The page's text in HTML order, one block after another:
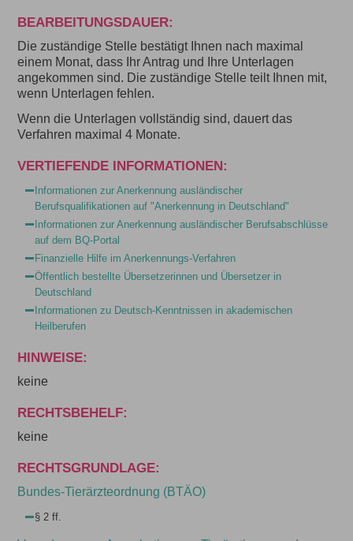
BEARBEITUNGSDAUER:
Die zuständige Stelle bestätigt Ihnen nach maximal
einem Monat, dass Ihr Antrag und Ihre Unterlagen
angekommen sind. Die zuständige Stelle teilt Ihnen mit,
wenn Unterlagen fehlen.
Wenn die Unterlagen vollständig sind, dauert das
Verfahren maximal 4 Monate.
VERTIEFENDE INFORMATIONEN:
Informationen zur Anerkennung ausländischer
Berufsqualifikationen auf "Anerkennung in Deutschland"
Informationen zur Anerkennung ausländischer Berufsabschlüsse
auf dem BQ-Portal
Finanzielle Hilfe im Anerkennungs-Verfahren
Öffentlich bestellte Übersetzerinnen und Übersetzer in
Deutschland
Informationen zu Deutsch-Kenntnissen in akademischen
Heilberufen
HINWEISE:
keine
RECHTSBEHELF:
keine
RECHTSGRUNDLAGE:
Bundes-Tierärzteordnung (BTÄO)
§ 2 ff.